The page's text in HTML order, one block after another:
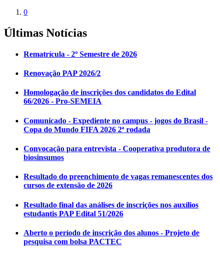
0
Últimas Notícias
Rematrícula - 2º Semestre de 2026
Renovação PAP 2026/2
Homologação de inscrições dos candidatos do Edital
66/2026 - Pro-SEMEIA
Comunicado - Expediente no campus - jogos do Brasil -
Copa do Mundo FIFA 2026 2ª rodada
Convocação para entrevista - Cooperativa produtora de
biosinsumos
Resultado do preenchimento de vagas remanescentes dos
cursos de extensão de 2026
Resultado final das análises de inscrições nos auxílios
estudantis PAP Edital 51/2026
Aberto o período de inscrição dos alunos - Projeto de
pesquisa com bolsa PACTEC